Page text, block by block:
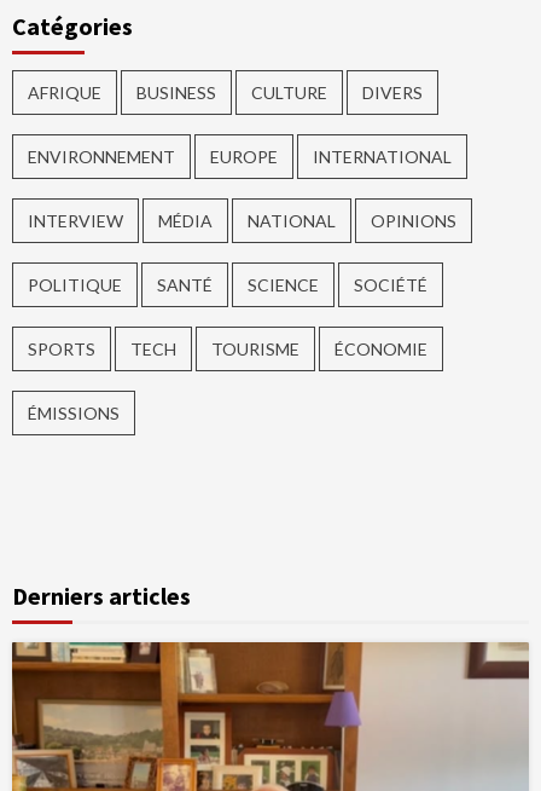
Catégories
AFRIQUE BUSINESS CULTURE DIVERS
ENVIRONNEMENT EUROPE INTERNATIONAL
INTERVIEW MÉDIA NATIONAL OPINIONS
POLITIQUE SANTÉ SCIENCE SOCIÉTÉ
SPORTS TECH TOURISME ÉCONOMIE
ÉMISSIONS
Derniers articles